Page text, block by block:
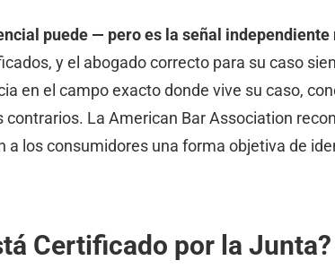
puede — pero es la señal
y el abogado correcto para su caso
en el campo exacto donde vive su caso,
La American Bar Association
los consumidores una forma objetiva de
Certificado por la Junta?